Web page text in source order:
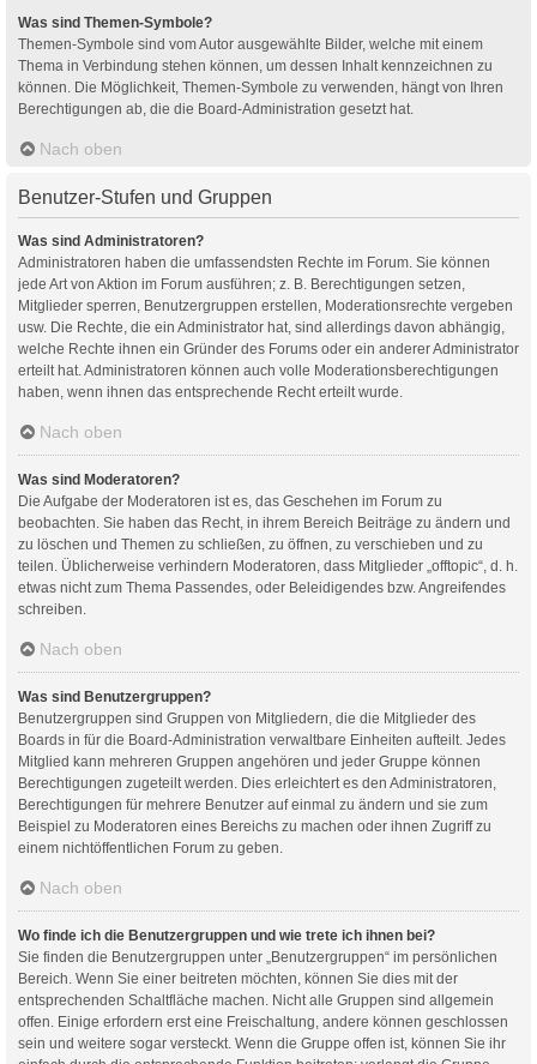
Was sind Themen-Symbole?
Themen-Symbole sind vom Autor ausgewählte Bilder, welche mit einem
Thema in Verbindung stehen können, um dessen Inhalt kennzeichnen zu
können. Die Möglichkeit, Themen-Symbole zu verwenden, hängt von Ihren
Berechtigungen ab, die die Board-Administration gesetzt hat.
Nach oben
Benutzer-Stufen und Gruppen
Was sind Administratoren?
Administratoren haben die umfassendsten Rechte im Forum. Sie können
jede Art von Aktion im Forum ausführen; z. B. Berechtigungen setzen,
Mitglieder sperren, Benutzergruppen erstellen, Moderationsrechte vergeben
usw. Die Rechte, die ein Administrator hat, sind allerdings davon abhängig,
welche Rechte ihnen ein Gründer des Forums oder ein anderer Administrator
erteilt hat. Administratoren können auch volle Moderationsberechtigungen
haben, wenn ihnen das entsprechende Recht erteilt wurde.
Nach oben
Was sind Moderatoren?
Die Aufgabe der Moderatoren ist es, das Geschehen im Forum zu
beobachten. Sie haben das Recht, in ihrem Bereich Beiträge zu ändern und
zu löschen und Themen zu schließen, zu öffnen, zu verschieben und zu
teilen. Üblicherweise verhindern Moderatoren, dass Mitglieder „offtopic“, d. h.
etwas nicht zum Thema Passendes, oder Beleidigendes bzw. Angreifendes
schreiben.
Nach oben
Was sind Benutzergruppen?
Benutzergruppen sind Gruppen von Mitgliedern, die die Mitglieder des
Boards in für die Board-Administration verwaltbare Einheiten aufteilt. Jedes
Mitglied kann mehreren Gruppen angehören und jeder Gruppe können
Berechtigungen zugeteilt werden. Dies erleichtert es den Administratoren,
Berechtigungen für mehrere Benutzer auf einmal zu ändern und sie zum
Beispiel zu Moderatoren eines Bereichs zu machen oder ihnen Zugriff zu
einem nichtöffentlichen Forum zu geben.
Nach oben
Wo finde ich die Benutzergruppen und wie trete ich ihnen bei?
Sie finden die Benutzergruppen unter „Benutzergruppen“ im persönlichen
Bereich. Wenn Sie einer beitreten möchten, können Sie dies mit der
entsprechenden Schaltfläche machen. Nicht alle Gruppen sind allgemein
offen. Einige erfordern erst eine Freischaltung, andere können geschlossen
sein und weitere sogar versteckt. Wenn die Gruppe offen ist, können Sie ihr